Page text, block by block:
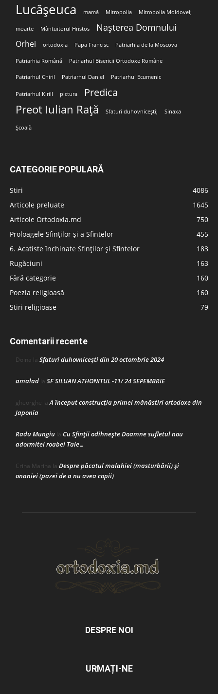
Lucășeuca mamă Mitropolia Mitropolia Moldovei;
moarte Mântuitorul Hristos Nașterea Domnului
Orhei ortodoxia Papa Francisc Patriarhia de la Moscova
Patriarhia Română Patriarhul Bisericii Ortodoxe Române
Patriarhul Chiril Patriarhul Daniel Patriarhul Ecumenic
Patriarhul Kirill pictura Predica
Preot Iulian Rață Sfaturi duhovnicești; Sinaxa
Școală
CATEGORIE POPULARĂ
Stiri
4086
Articole preluate
1645
Articole Ortodoxia.md
750
Proloagele Sfinților și a Sfintelor
455
6. Acatiste închinate Sfinților și Sfintelor
183
Rugăciuni
163
Fără categorie
160
Poezia religioasă
160
Stiri religioase
79
Comentarii recente
Doina la Sfaturi duhovnicești din 20 octombrie 2024
amalad la SF SILUAN ATHONITUL -11/ 24 SEPEMBRIE
gheorghe laA început construcţia primei mănăstiri ortodoxe din
Japonia
Radu Mungiu la Cu Sfinții odihnește Doamne sufletul nou
adormitei roabei Tale…
Crina Marina la Despre păcatul malahiei (masturbării) şi
onaniei (pazei de a nu avea copii)
DESPRE NOI
URMAȚI-NE